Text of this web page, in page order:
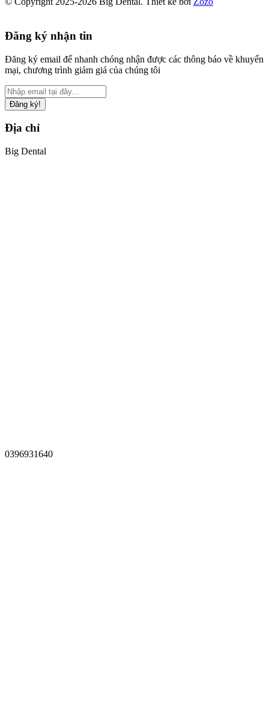
Đăng ký nhận tin
Đăng ký email để nhanh chóng nhận được các thông báo về khuyến
mại, chương trình giảm giá của chúng tôi
Đăng ký!
Địa chỉ
Big Dental
0396931640